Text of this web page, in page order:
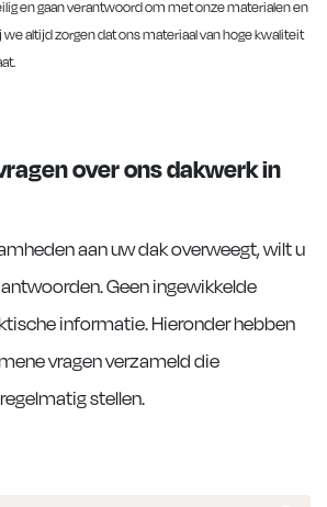
en gaan verantwoord om met onze materialen en
altijd zorgen dat ons materiaal van hoge kwaliteit
over ons dakwerk in
aan uw dak overweegt, wilt u
Geen ingewikkelde
informatie. Hieronder hebben
vragen verzameld die
stellen.